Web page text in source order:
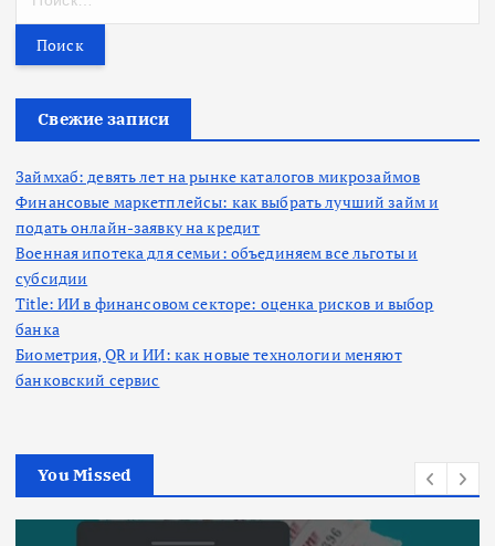
т
Свежие записи
Займхаб: девять лет на рынке каталогов микрозаймов
Финансовые маркетплейсы: как выбрать лучший займ и
подать онлайн-заявку на кредит
Военная ипотека для семьи: объединяем все льготы и
субсидии
Title: ИИ в финансовом секторе: оценка рисков и выбор
банка
Биометрия, QR и ИИ: как новые технологии меняют
банковский сервис
You Missed